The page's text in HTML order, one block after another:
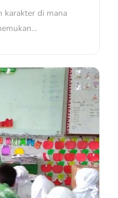
karakter di mana